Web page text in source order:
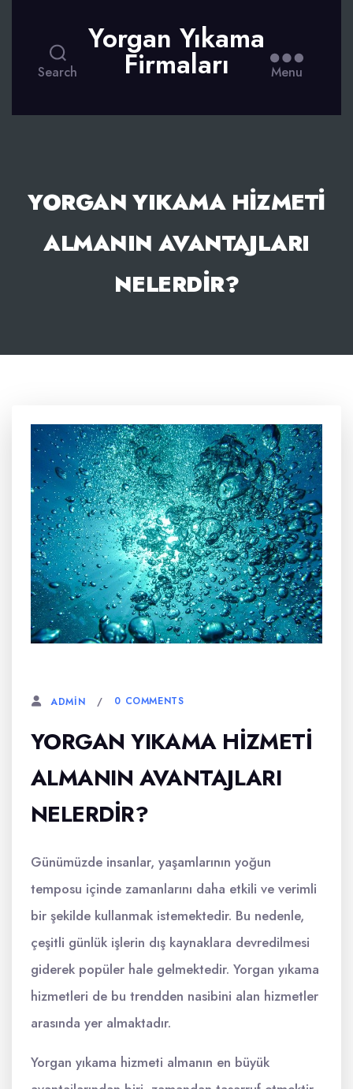
Search
Yorgan Yıkama
Firmaları Menu
YORGAN YIKAMA HIZMETI
ALMANIN AVANTAJLARI
NELERDIR?
ADMIN 0 COMMENTS
YORGAN YIKAMA HIZMETI
ALMANIN AVANTAJLARI
NELERDIR?
Günümüzde insanlar, yaşamlarının yoğun
temposu içinde zamanlarını daha etkili ve verimli
bir şekilde kullanmak istemektedir. Bu nedenle,
çeşitli günlük işlerin dış kaynaklara devredilmesi
giderek popüler hale gelmektedir. Yorgan yıkama
hizmetleri de bu trendden nasibini alan hizmetler
arasında yer almaktadır.
Yorgan yıkama hizmeti almanın en büyük